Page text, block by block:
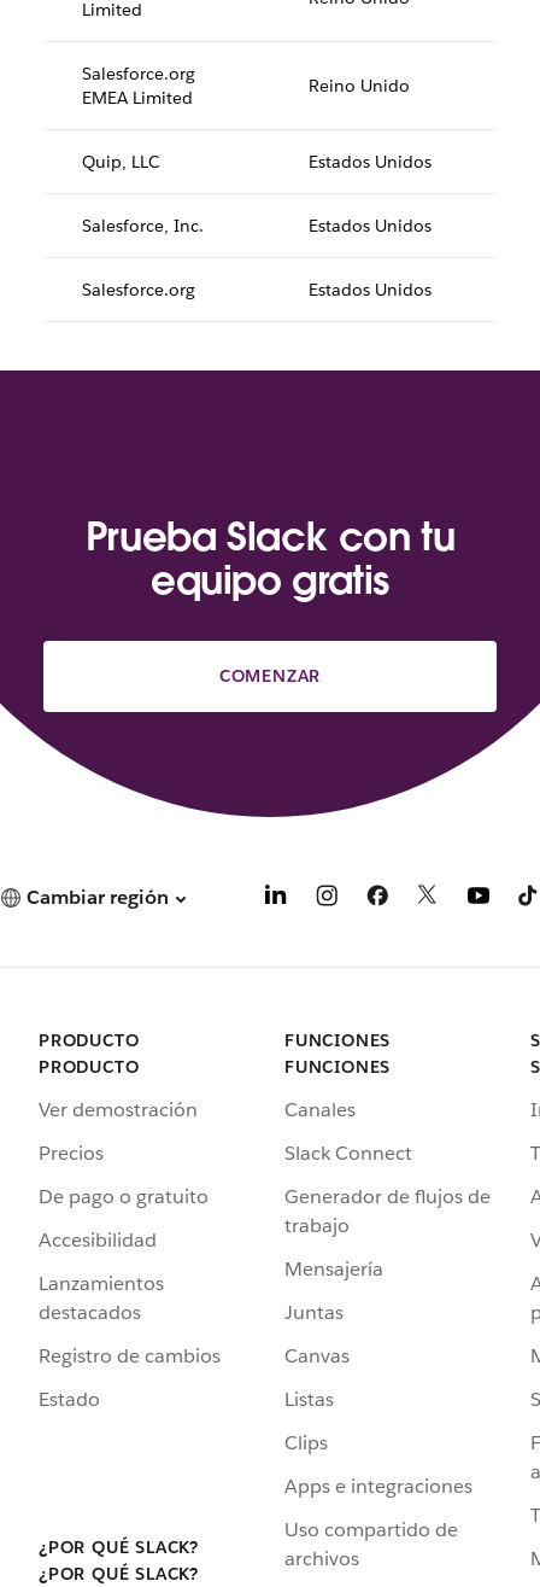
Limited
Salesforce.org
EMEA Limited
Reino Unido
Quip, LLC Estados Unidos
Salesforce, Inc. Estados Unidos
Salesforce.org Estados Unidos
Prueba Slack con tu
equipo gratis
COMENZAR
Cambiar región
PRODUCTO
PRODUCTO
Ver demostración
Precios
De pago o gratuito
Accesibilidad
Lanzamientos
destacados
Registro de cambios
Estado
¿POR QUÉ SLACK?
¿POR QUÉ SLACK?
FUNCIONES
FUNCIONES
Canales
Slack Connect
Generador de flujos de
trabajo
Mensajería
Juntas
Canvas
Listas
Clips
Apps e integraciones
Uso compartido de
archivos